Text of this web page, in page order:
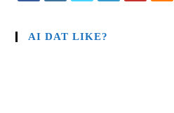
AI DAT LIKE?